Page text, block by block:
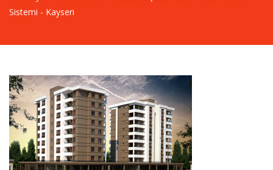
Sistemi - Kayseri